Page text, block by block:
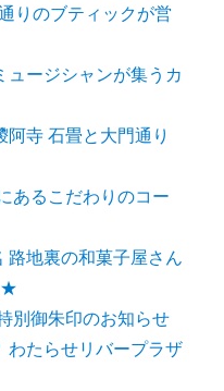
りのブティックが営
ュージシャンが集うカ
寺 石畳と大門通り
あるこだわりのコー
路地裏の和菓子屋さん
別御朱印のお知らせ
わたらせリバープラザ